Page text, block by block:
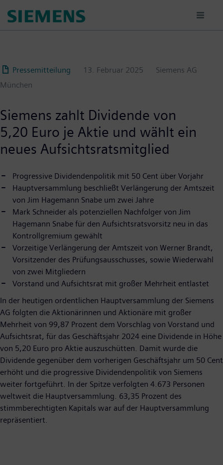
para
Pressemitteilung
13. Februar 2025
Siemens AG
München
Siemens zahlt Dividende von
5,20 Euro je Aktie und wählt ein
neues Aufsichtsratsmitglied
Progressive Dividendenpolitik mit 50 Cent über Vorjahr
Hauptversammlung beschließt Verlängerung der Amtszeit
von Jim Hagemann Snabe um zwei Jahre
Mark Schneider als potenziellen Nachfolger von Jim
Hagemann Snabe für den Aufsichtsratsvorsitz neu in das
Kontrollgremium gewählt
Vorzeitige Verlängerung der Amtszeit von Werner Brandt,
Vorsitzender des Prüfungsausschusses, sowie Wiederwahl
von zwei Mitgliedern
Vorstand und Aufsichtsrat mit großer Mehrheit entlastet
In der heutigen ordentlichen Hauptversammlung der Siemens
AG folgten die Aktionärinnen und Aktionäre mit großer
Mehrheit von 99,87 Prozent dem Vorschlag von Vorstand und
Aufsichtsrat, für das Geschäftsjahr 2024 eine Dividende in Höhe
von 5,20 Euro pro Aktie auszuschütten. Damit wurde die
Dividende gegenüber dem vorherigen Geschäftsjahr um 50 Cent
erhöht und die progressive Dividendenpolitik von Siemens
weiter fortgeführt. In der Spitze verfolgten 4.673 Personen
weltweit die Hauptversammlung. 63,35 Prozent des
stimmberechtigten Kapitals war auf der Hauptversammlung
repräsentiert.